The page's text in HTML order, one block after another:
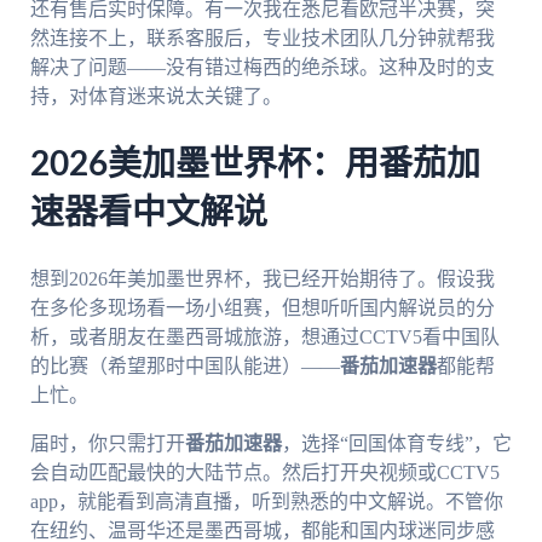
还有售后实时保障。有一次我在悉尼看欧冠半决赛，突
然连接不上，联系客服后，专业技术团队几分钟就帮我
解决了问题——没有错过梅西的绝杀球。这种及时的支
持，对体育迷来说太关键了。
2026美加墨世界杯：用番茄加
速器看中文解说
想到2026年美加墨世界杯，我已经开始期待了。假设我
在多伦多现场看一场小组赛，但想听听国内解说员的分
析，或者朋友在墨西哥城旅游，想通过CCTV5看中国队
的比赛（希望那时中国队能进）——番茄加速器都能帮
上忙。
届时，你只需打开番茄加速器，选择“回国体育专线”，它
会自动匹配最快的大陆节点。然后打开央视频或CCTV5
app，就能看到高清直播，听到熟悉的中文解说。不管你
在纽约、温哥华还是墨西哥城，都能和国内球迷同步感